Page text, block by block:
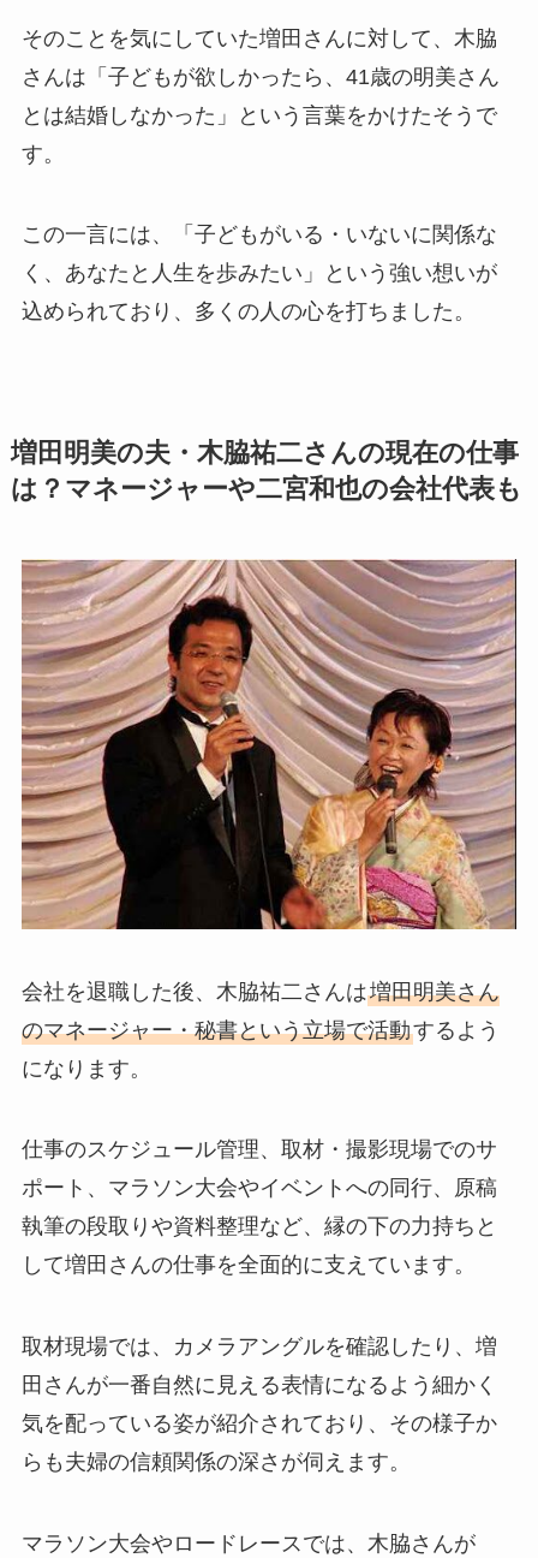
そのことを気にしていた増田さんに対して、木脇
さんは「子どもが欲しかったら、41歳の明美さん
とは結婚しなかった」という言葉をかけたそうで
す。
この一言には、「子どもがいる・いないに関係な
く、あなたと人生を歩みたい」という強い想いが
込められており、多くの人の心を打ちました。
増田明美の夫・木脇祐二さんの現在の仕事
は？マネージャーや二宮和也の会社代表も
会社を退職した後、木脇祐二さんは増田明美さん
のマネージャー・秘書という立場で活動するよう
になります。
仕事のスケジュール管理、取材・撮影現場でのサ
ポート、マラソン大会やイベントへの同行、原稿
執筆の段取りや資料整理など、縁の下の力持ちと
して増田さんの仕事を全面的に支えています。
取材現場では、カメラアングルを確認したり、増
田さんが一番自然に見える表情になるよう細かく
気を配っている姿が紹介されており、その様子か
らも夫婦の信頼関係の深さが伺えます。
マラソン大会やロードレースでは、木脇さんが